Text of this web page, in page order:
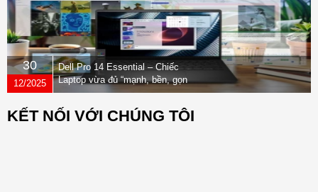
30
12/2025
Dell Pro 14 Essential – Chiếc
Laptop vừa đủ “mạnh, bền, gọn
nhẹ” dành cho dân văn phòng
KẾT NỐI VỚI CHÚNG TÔI